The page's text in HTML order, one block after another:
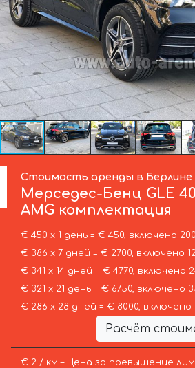
Стоимость аренды в Берлине
Мерседес-Бенц GLE
AMG комплектация
€ 450 х 1 день = € 450, включено
€ 386 х 7 дней = € 2700, включено
€ 341 х 14 дней = € 4770, включено
€ 321 х 21 день = € 6750, включено
€ 286 х 28 дней = € 8000, включено
Расчёт
€ 2 / км – Цена за превышение